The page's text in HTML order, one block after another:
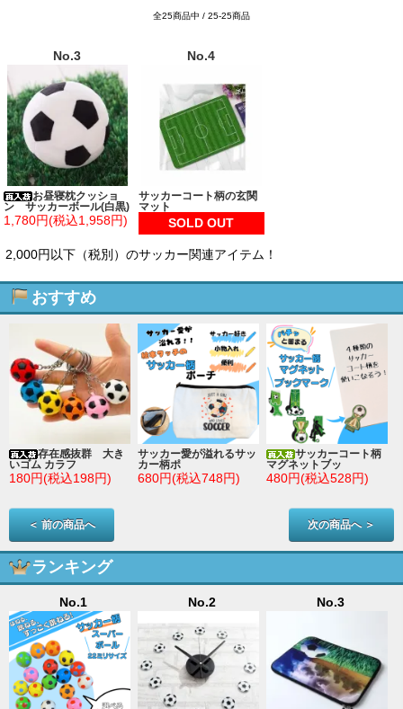
全25商品中 / 25-25商品
No.3
お昼寝枕クッショ
ン サッカーボール(白黒)
1,780円(税込1,958円)
No.4
サッカーコート柄の玄関
マット
SOLD OUT
2,000円以下（税別）のサッカー関連アイテム！
おすすめ
存在感抜群 大き
いゴム カラフ
180円(税込198円)
サッカー愛が溢れるサッ
カー柄ポ
680円(税込748円)
サッカーコート柄
マグネットブッ
480円(税込528円)
＜ 前の商品へ 次の商品へ ＞
ランキング
No.1 No.2 No.3